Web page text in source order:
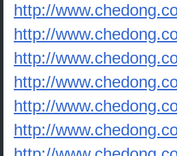
http://
http://
http://
http://
http://
http://